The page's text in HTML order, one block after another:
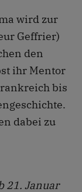
wird zur
Geffrier)
den
ihr Mentor
bis
dabei zu
21. Januar